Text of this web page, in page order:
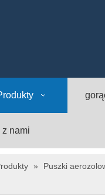
nami
» Puszki